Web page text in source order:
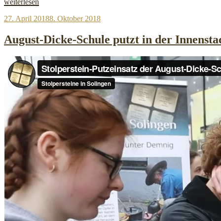
für
2018“
Veröffentlicht
27. April 20188. Oktober 2018
August-Dicke-Schule putzt in der